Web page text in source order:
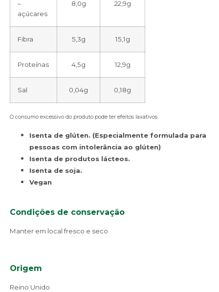
–
açúcares
8,0g 22,9g
Fibra 5,3g 15,1g
Proteínas 4,5g 12,9g
Sal 0,04g 0,18g
O consumo excessivo do produto pode ter efeitos laxativos
Isenta de glúten. (Especialmente formulada para
pessoas com intolerância ao glúten)
Isenta de produtos lácteos.
Isenta de soja.
Vegan
Condições de conservação
Manter em local fresco e seco
Origem
Reino Unido